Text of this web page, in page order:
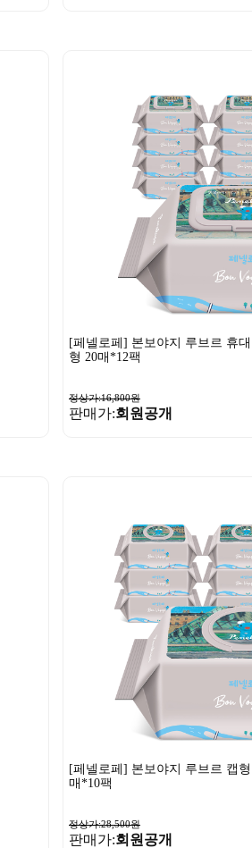
[페넬로페] 본보야지 루브르 휴
형 20매*12팩
정상가:16,800원
판매가:회원공개
[페넬로페] 본보야지 루브르 캡
매*10팩
정상가:28,500원
판매가:회원공개